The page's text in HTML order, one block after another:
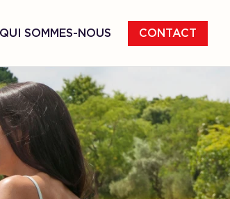
QUI SOMMES-NOUS CONTACT